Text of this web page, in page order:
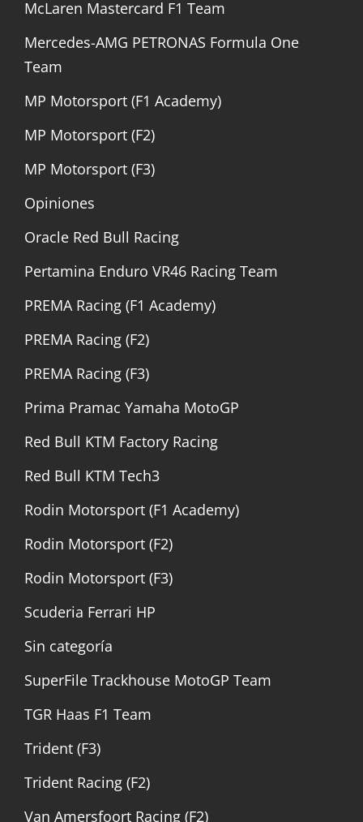
McLaren Mastercard F1 Team
Mercedes-AMG PETRONAS Formula One
Team
MP Motorsport (F1 Academy)
MP Motorsport (F2)
MP Motorsport (F3)
Opiniones
Oracle Red Bull Racing
Pertamina Enduro VR46 Racing Team
PREMA Racing (F1 Academy)
PREMA Racing (F2)
PREMA Racing (F3)
Prima Pramac Yamaha MotoGP
Red Bull KTM Factory Racing
Red Bull KTM Tech3
Rodin Motorsport (F1 Academy)
Rodin Motorsport (F2)
Rodin Motorsport (F3)
Scuderia Ferrari HP
Sin categoría
SuperFile Trackhouse MotoGP Team
TGR Haas F1 Team
Trident (F3)
Trident Racing (F2)
Van Amersfoort Racing (F2)